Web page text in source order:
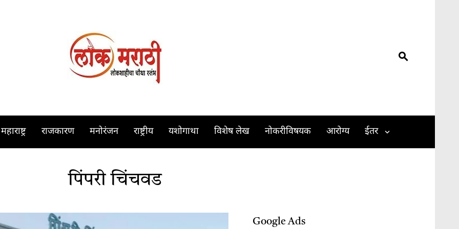
महाराष्ट्र राजकारण मनोरंजन राष्ट्रीय यशोगाथा विशेष लेख नोकरीविषयक आरोग्य ईतर
पिंपरी चिंचवड
Google Ads